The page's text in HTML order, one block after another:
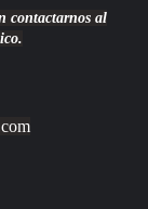
contactarnos al